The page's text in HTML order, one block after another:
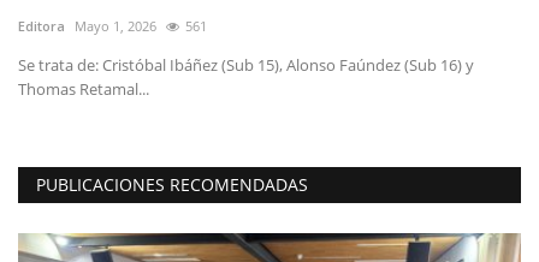
Editora Mayo 1, 2026 561
Se trata de: Cristóbal Ibáñez (Sub 15), Alonso Faúndez (Sub 16) y
Thomas Retamal...
PUBLICACIONES RECOMENDADAS